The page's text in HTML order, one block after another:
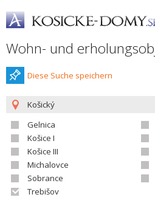
Wohn- und
Diese Suche speichern
Košický
Gelnica
Košice I
Košice III
Michalovce
Sobrance
Trebišov